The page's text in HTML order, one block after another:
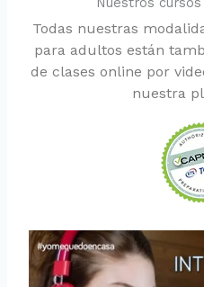
Todas nuestras
para adultos están
de clases online por
nuestra